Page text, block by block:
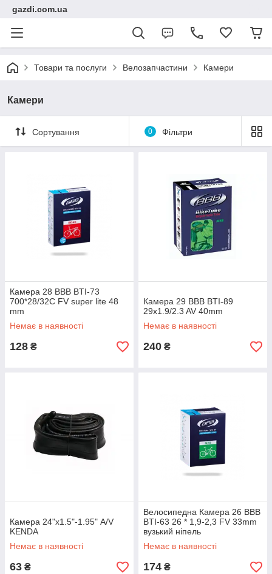
gazdi.com.ua
Товари та послуги Велозапчастини Камери
Камери
Сортування 0 Фільтри
Камера 28 ВВВ BTI-73
700*28/32C FV super lite 48
mm
Немає в наявності
128 ₴
Камера 29 ВВВ BTI-89
29x1.9/2.3 AV 40mm
Немає в наявності
240 ₴
Камера 24"х1.5"-1.95" A/V
KENDA
Немає в наявності
63 ₴
Велосипедна Камера 26 ВВВ
BTI-63 26 * 1,9-2,3 FV 33mm
вузький ніпель
Немає в наявності
174 ₴